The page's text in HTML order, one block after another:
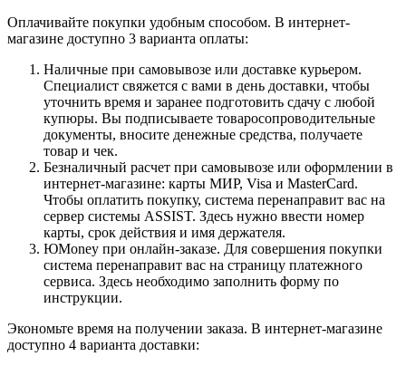
Оплачивайте покупки удобным способом. В интернет-
магазине доступно 3 варианта оплаты:
Наличные при самовывозе или доставке курьером.
Специалист свяжется с вами в день доставки, чтобы
уточнить время и заранее подготовить сдачу с любой
купюры. Вы подписываете товаросопроводительные
документы, вносите денежные средства, получаете
товар и чек.
Безналичный расчет при самовывозе или оформлении в
интернет-магазине: карты МИР, Visa и MasterCard.
Чтобы оплатить покупку, система перенаправит вас на
сервер системы ASSIST. Здесь нужно ввести номер
карты, срок действия и имя держателя.
ЮMoney при онлайн-заказе. Для совершения покупки
система перенаправит вас на страницу платежного
сервиса. Здесь необходимо заполнить форму по
инструкции.
Экономьте время на получении заказа. В интернет-магазине
доступно 4 варианта доставки: